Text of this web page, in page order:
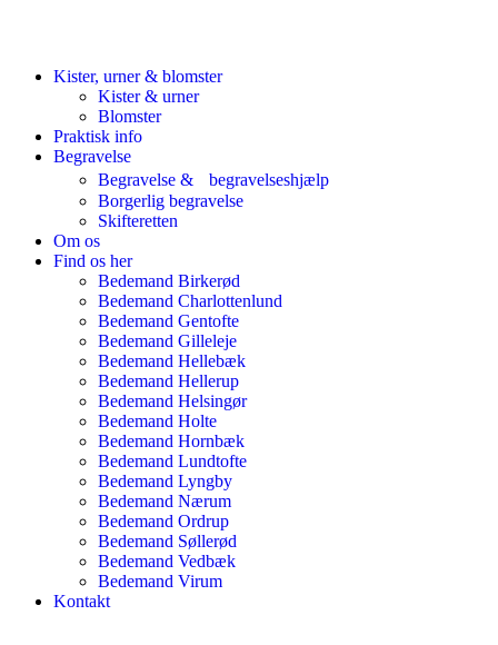
Kister, urner & blomster
Kister & urner
Blomster
Praktisk info
Begravelse
Begravelse & begravelseshjælp
Borgerlig begravelse
Skifteretten
Om os
Find os her
Bedemand Birkerød
Bedemand Charlottenlund
Bedemand Gentofte
Bedemand Gilleleje
Bedemand Hellebæk
Bedemand Hellerup
Bedemand Helsingør
Bedemand Holte
Bedemand Hornbæk
Bedemand Lundtofte
Bedemand Lyngby
Bedemand Nærum
Bedemand Ordrup
Bedemand Søllerød
Bedemand Vedbæk
Bedemand Virum
Kontakt